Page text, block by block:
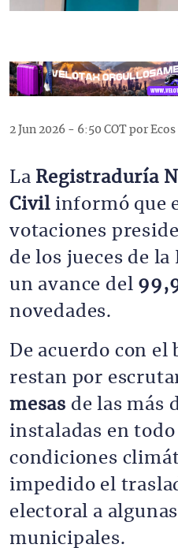
2 Jun 2026 - 6:50 COT por
La Registraduría
Civil informó que
votaciones
de los jueces de
un avance del
novedades.
De acuerdo con
restan por
mesas de las más
instaladas en
condiciones
impedido el
electoral a
municipales.